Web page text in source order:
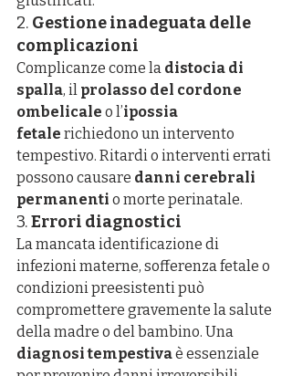
2. Gestione inadeguata delle
complicazioni
Complicanze come la distocia di
spalla, il prolasso del cordone
ombelicale o l’ipossia
fetale richiedono un intervento
tempestivo. Ritardi o interventi errati
possono causare danni cerebrali
permanenti o morte perinatale.
3. Errori diagnostici
La mancata identificazione di
infezioni materne, sofferenza fetale o
condizioni preesistenti può
compromettere gravemente la salute
della madre o del bambino. Una
diagnosi tempestiva è essenziale